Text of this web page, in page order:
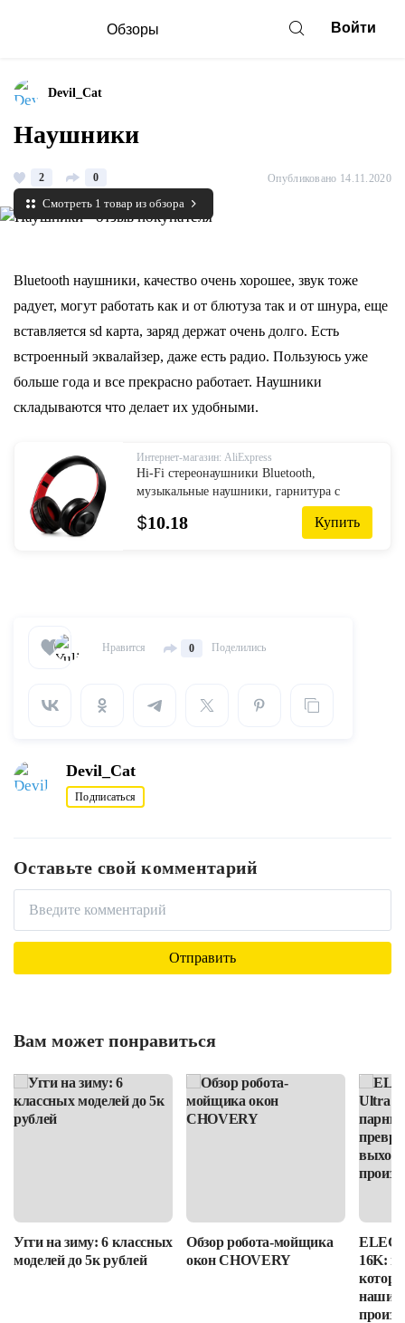
Обзоры Войти
Devil_Cat
Наушники
2 0 Опубликовано 14.11.2020
Смотреть 1 товар из обзора
Bluetooth наушники, качество очень хорошее, звук тоже
радует, могут работать как и от блютуза так и от шнура, еще
вставляется sd карта, заряд держат очень долго. Есть
встроенный эквалайзер, даже есть радио. Пользуюсь уже
больше года и все прекрасно работает. Наушники
складываются что делает их удобными.
Интернет-магазин: AliExpress
Hi-Fi стереонаушники Bluetooth,
музыкальные наушники, гарнитура с
поддержкой FM и SD-карт с микрофоном
для мобильных телефонов и планшетов
$10.18 Купить
Нравится 0 Поделились
Devil_Cat
Подписаться
Оставьте свой комментарий
Вам может понравиться
Угги на зиму: 6 классных
моделей до 5к рублей
Обзор робота-мойщика
окон CHOVERY
16K:
наши